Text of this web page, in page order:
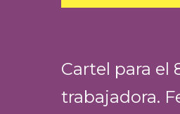
Cartel para el
trabajadora.